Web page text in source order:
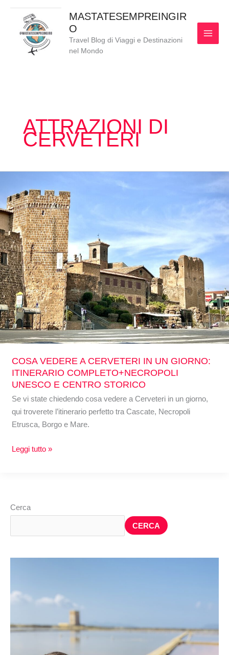
contenuto
MASTATESEMPREINGIR
O
Travel Blog di Viaggi e Destinazioni
nel Mondo
ATTRAZIONI DI
CERVETERI
COSA VEDERE A CERVETERI IN UN GIORNO:
ITINERARIO COMPLETO+NECROPOLI
UNESCO E CENTRO STORICO
Se vi state chiedendo cosa vedere a Cerveteri in un giorno,
qui troverete l’itinerario perfetto tra Cascate, Necropoli
Etrusca, Borgo e Mare.
VEDERE
A
CERVETERI
IN
UN
GIORNO:
ITINERARIO
COMPLETO+NECROPOLI
UNESCO
E
CENTRO
STORICO
Leggi tutto »
Cerca
CERCA